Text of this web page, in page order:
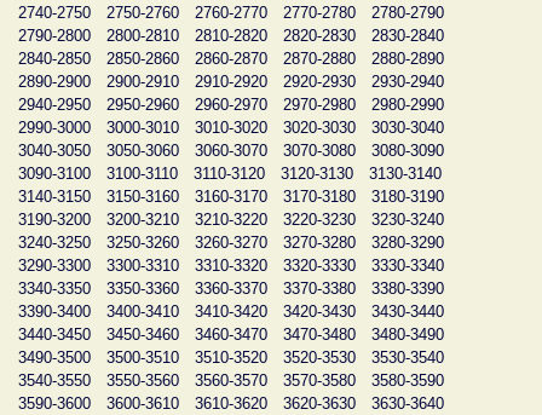
2740-2750
2750-2760 2760-2770 2770-2780
2780-2790
2790-2800
2800-2810 2810-2820 2820-2830
2830-2840
2840-2850
2850-2860 2860-2870 2870-2880
2880-2890
2890-2900
2900-2910 2910-2920 2920-2930
2930-2940
2940-2950
2950-2960 2960-2970 2970-2980
2980-2990
2990-3000
3000-3010 3010-3020 3020-3030
3030-3040
3040-3050
3050-3060 3060-3070 3070-3080
3080-3090
3090-3100
3100-3110 3110-3120 3120-3130
3130-3140
3140-3150
3150-3160 3160-3170 3170-3180
3180-3190
3190-3200
3200-3210 3210-3220 3220-3230
3230-3240
3240-3250
3250-3260 3260-3270 3270-3280
3280-3290
3290-3300
3300-3310 3310-3320 3320-3330
3330-3340
3340-3350
3350-3360 3360-3370 3370-3380
3380-3390
3390-3400
3400-3410 3410-3420 3420-3430
3430-3440
3440-3450
3450-3460 3460-3470 3470-3480
3480-3490
3490-3500
3500-3510 3510-3520 3520-3530
3530-3540
3540-3550
3550-3560 3560-3570 3570-3580
3580-3590
3590-3600
3600-3610 3610-3620 3620-3630
3630-3640